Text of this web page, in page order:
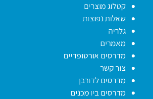
קטלוג מוצרים
שאלות נפוצות
גלריה
מאמרים
מדרסים אורטופדיים
צור קשר
מדרסים לדורבן
מדרסים ביו מכנים